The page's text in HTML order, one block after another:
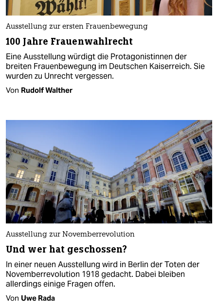
Ausstellung zur ersten Frauenbewegung
100 Jahre Frauenwahlrecht
Eine Ausstellung würdigt die Protagonistinnen der
breiten Frauenbewegung im Deutschen Kaiserreich. Sie
wurden zu Unrecht vergessen.
Von Rudolf Walther
Ausstellung zur Novemberrevolution
Und wer hat geschossen?
In einer neuen Ausstellung wird in Berlin der Toten der
Novemberrevolution 1918 gedacht. Dabei bleiben
allerdings einige Fragen offen.
Von Uwe Rada